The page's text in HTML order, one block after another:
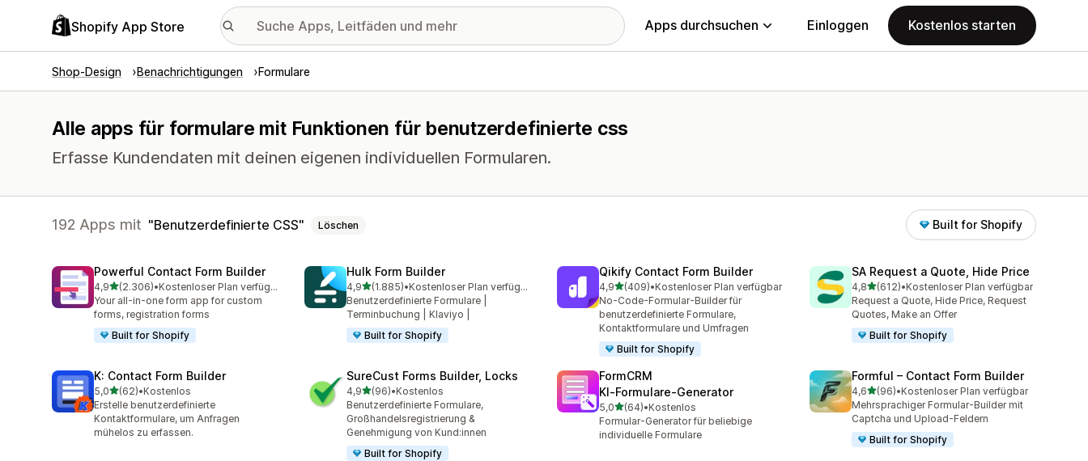
Shopify App Store Apps durchsuchen Einloggen Kostenlos starten
Shop-Design Benachrichtigungen Formulare
Alle apps für formulare mit Funktionen für benutzerdefinierte css
Erfasse Kundendaten mit deinen eigenen individuellen Formularen.
192 Apps mit Benutzerdefinierte CSS Löschen Built for Shopify
Powerful Contact Form Builder
4,9von 5 Sternen
(2.306)
2306 Rezensionen insgesamt
•
Kostenloser Plan verfügbar
Your all-in-one form app for custom
forms, registration forms
Built for Shopify
Hulk Form Builder
4,9von 5 Sternen
(1.885)
1885 Rezensionen insgesamt
•
Kostenloser Plan verfügbar
Benutzerdefinierte Formulare |
Terminbuchung | Klaviyo |
Built for Shopify
Qikify Contact Form Builder
4,9von 5 Sternen
(409)
409 Rezensionen insgesamt
•Kostenloser Plan verfügbar
No-Code-Formular-Builder für
benutzerdefinierte Formulare,
Kontaktformulare und Umfragen
Built for Shopify
SA Request a Quote, Hide Price
4,8von 5 Sternen
(612)
612 Rezensionen insgesamt
•Kostenloser Plan verfügbar
Request a Quote, Hide Price, Request
Quotes, Make an Offer
Built for Shopify
K: Contact Form Builder
5,0von 5 Sternen
(62)
62 Rezensionen insgesamt
•Kostenlos
Erstelle benutzerdefinierte
Kontaktformulare, um Anfragen
mühelos zu erfassen.
SureCust Forms Builder, Locks
4,9von 5 Sternen
(96)
96 Rezensionen insgesamt
•Kostenlos
Benutzerdefinierte Formulare,
Großhandelsregistrierung &
Genehmigung von Kund:innen
Built for Shopify
FormCRM
KI‑Formulare‑Generator
5,0von 5 Sternen
(64)
64 Rezensionen insgesamt
•Kostenlos
Formular-Generator für beliebige
individuelle Formulare
Formful – Contact Form Builder
4,6von 5 Sternen
(96)
96 Rezensionen insgesamt
•Kostenloser Plan verfügbar
Mehrsprachiger Formular-Builder mit
Captcha und Upload-Feldern
Built for Shopify